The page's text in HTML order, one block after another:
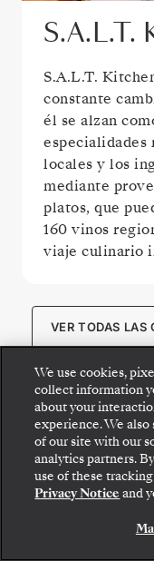
S.A.L.T.
S.A.L.T.
constante
él se alzan
especialidades
locales y los
mediante
platos, que
160 vinos
viaje culinario
VER TODAS LAS
We use cookies,
collect information
about your
experience. We
of our site with our
analytics partners.
use of these
Privacy Notice and